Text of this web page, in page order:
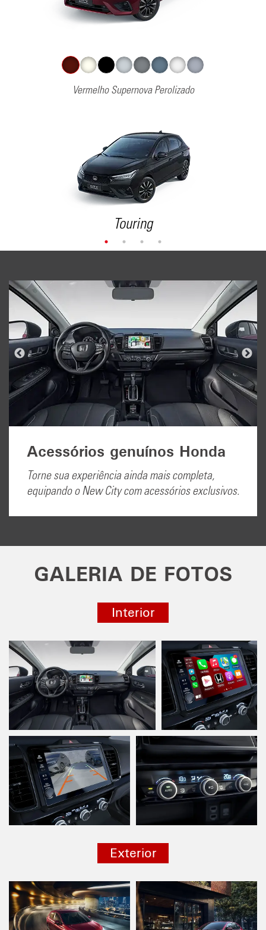
Vermelho Supernova Perolizado
Touring
Acessórios genuínos Honda
Torne sua experiência ainda mais completa,
equipando o New City com acessórios exclusivos.
GALERIA DE FOTOS
Interior
Exterior